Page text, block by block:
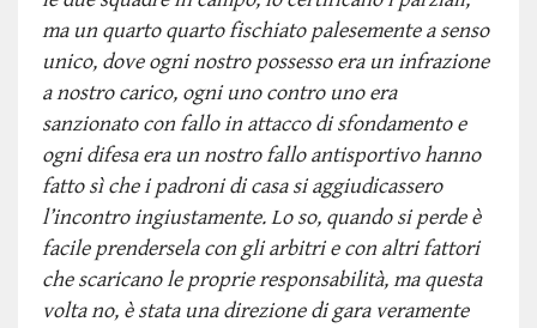
ma un quarto quarto fischiato palesemente a senso
unico, dove ogni nostro possesso era un infrazione
a nostro carico, ogni uno contro uno era
sanzionato con fallo in attacco di sfondamento e
ogni difesa era un nostro fallo antisportivo hanno
fatto sì che i padroni di casa si aggiudicassero
l’incontro ingiustamente. Lo so, quando si perde è
facile prendersela con gli arbitri e con altri fattori
che scaricano le proprie responsabilità, ma questa
volta no, è stata una direzione di gara veramente